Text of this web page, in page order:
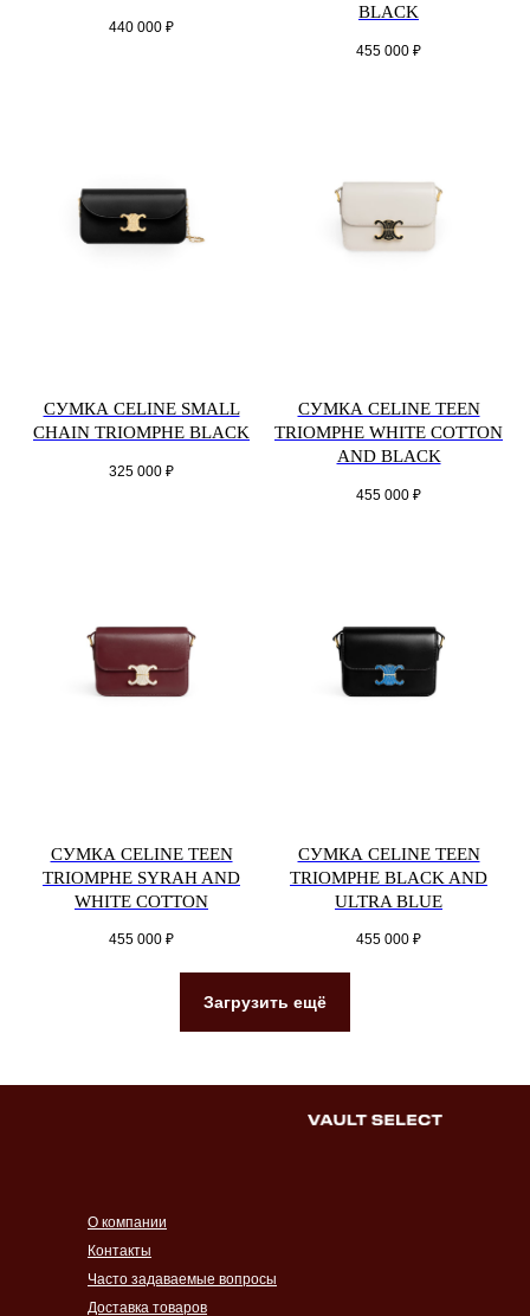
440 000 ₽
BLACK
455 000 ₽
СУМКА CELINE SMALL
CHAIN TRIOMPHE BLACK
325 000 ₽
СУМКА CELINE TEEN
TRIOMPHE WHITE COTTON
AND BLACK
455 000 ₽
СУМКА CELINE TEEN
TRIOMPHE SYRAH AND
WHITE COTTON
455 000 ₽
СУМКА CELINE TEEN
TRIOMPHE BLACK AND
ULTRA BLUE
455 000 ₽
Загрузить ещё
Контакты
Часто задаваемые вопросы
Доставка товаров
О компании